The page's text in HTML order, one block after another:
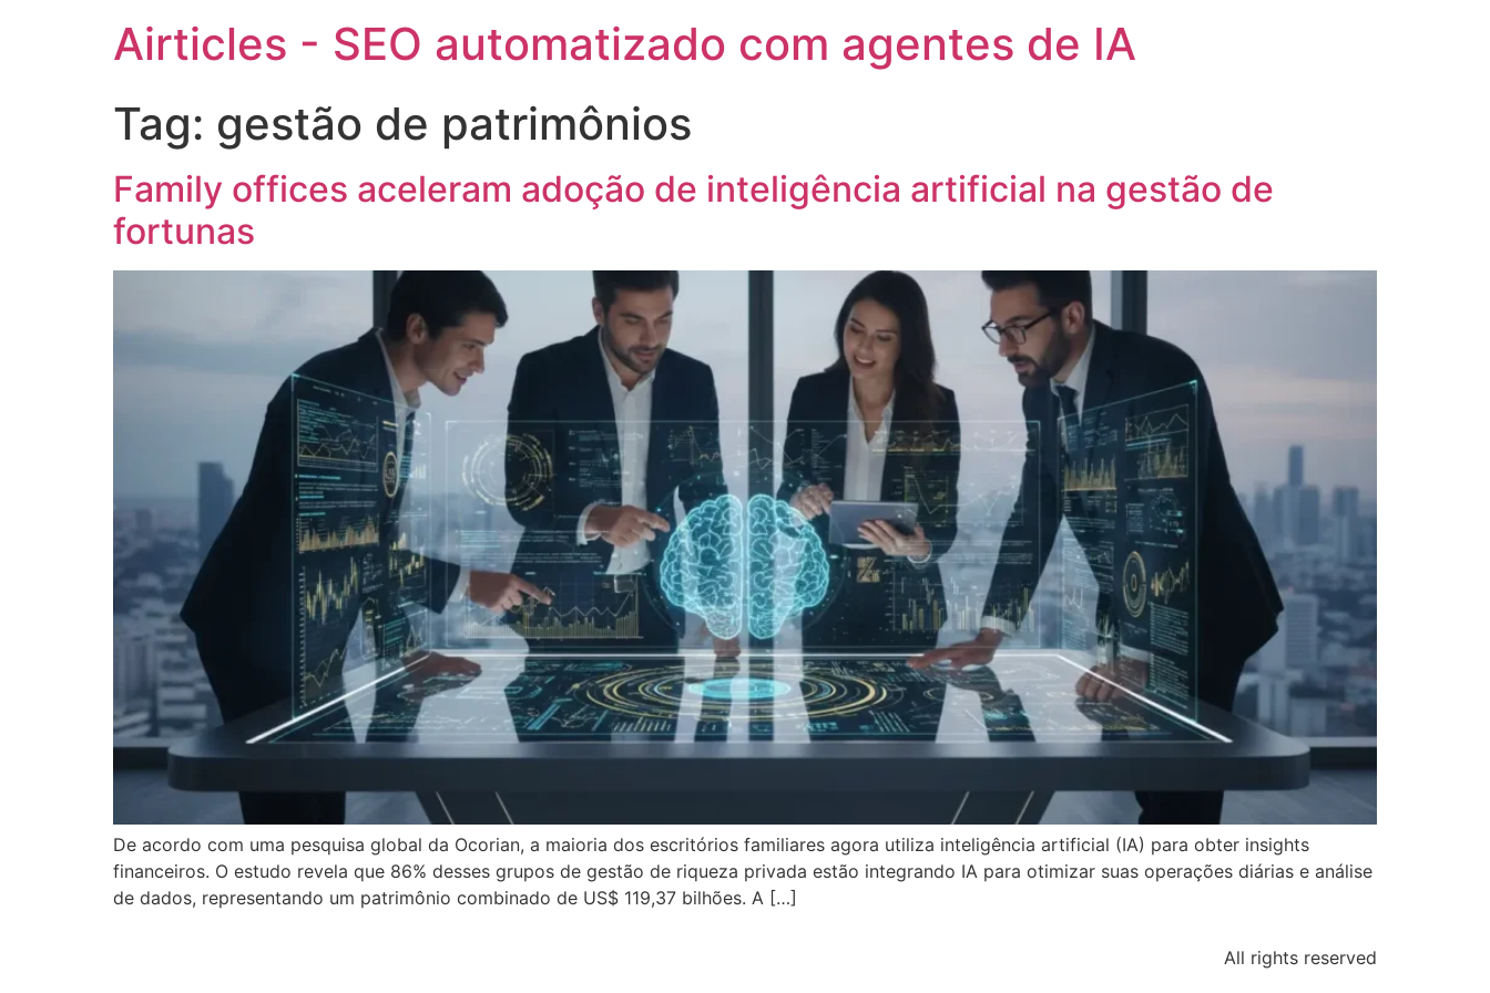
Airticles - SEO automatizado com agentes de IA
Tag: gestão de patrimônios
Family offices aceleram adoção de inteligência artificial na gestão de
fortunas
De acordo com uma pesquisa global da Ocorian, a maioria dos escritórios familiares agora utiliza inteligência artificial (IA) para obter insights
financeiros. O estudo revela que 86% desses grupos de gestão de riqueza privada estão integrando IA para otimizar suas operações diárias e análise
de dados, representando um patrimônio combinado de US$ 119,37 bilhões. A […]
All rights reserved